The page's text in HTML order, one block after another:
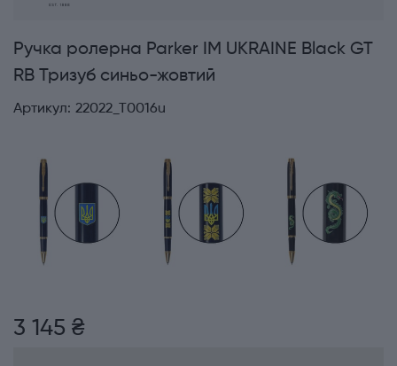
Ручка ролерна Parker IM UKRAINE Black GT
RB Тризуб синьо-жовтий
Артикул: 22022_T0016u
3 145 ₴